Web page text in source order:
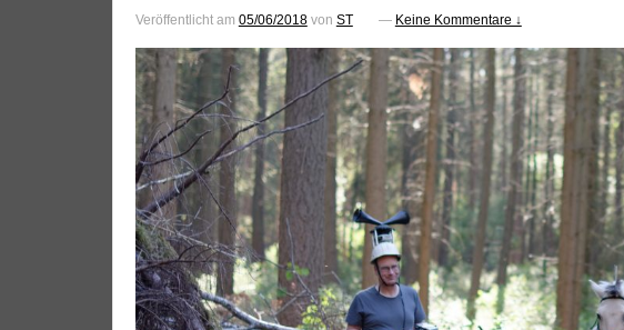
Veröffentlicht am 05/06/2018von ST — Keine Kommentare ↓